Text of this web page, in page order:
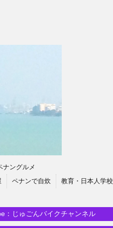
ナングルメ
ペナンで自炊
教育・日本人学校
：じゅごんバイクチャンネル